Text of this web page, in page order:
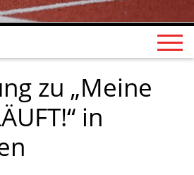
zu „Meine
in